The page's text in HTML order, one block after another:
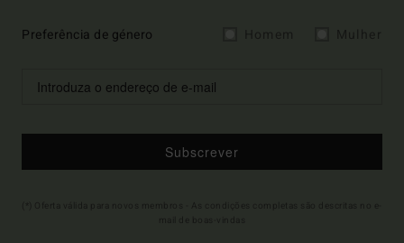
Preferência de género
Subscrever